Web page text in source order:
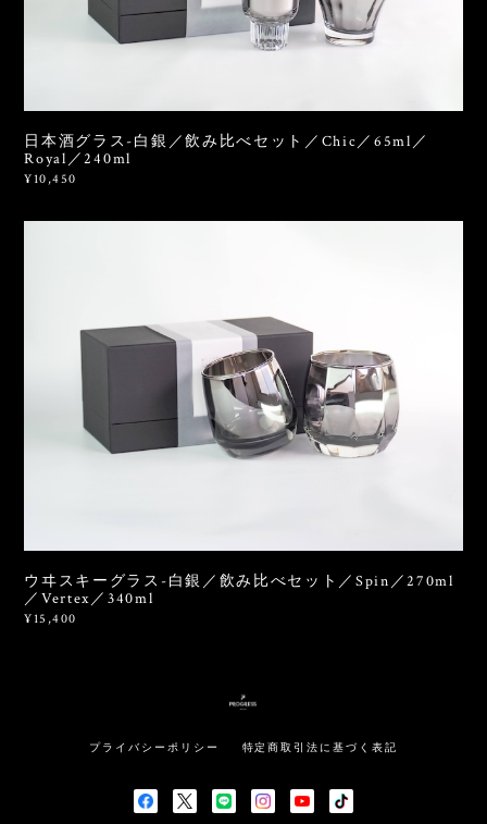
日本酒グラス-白銀／飲み比べセット／Chic／65ml／
Royal／240ml
¥10,450
ウヰスキーグラス-白銀／飲み比べセット／Spin／270ml
／Vertex／340ml
¥15,400
プライバシーポリシー 特定商取引法に基づく表記